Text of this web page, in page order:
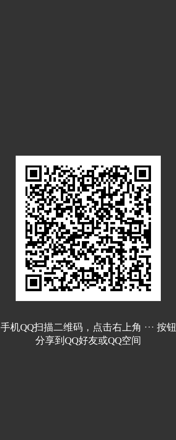
手机QQ扫描二维码，点击右上角 ··· 按钮
分享到QQ好友或QQ空间